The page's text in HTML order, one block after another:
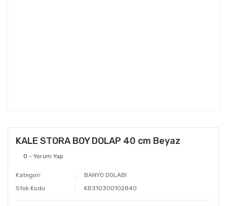
KALE STORA BOY DOLAP 40 cm Beyaz
0 - Yorum Yap
Kategori
BANYO DOLABI
Stok Kodu
KB310300102840